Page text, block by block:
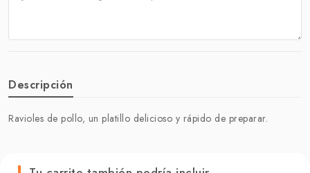
Descripción
Ravioles de pollo, un platillo delicioso y rápido de preparar.